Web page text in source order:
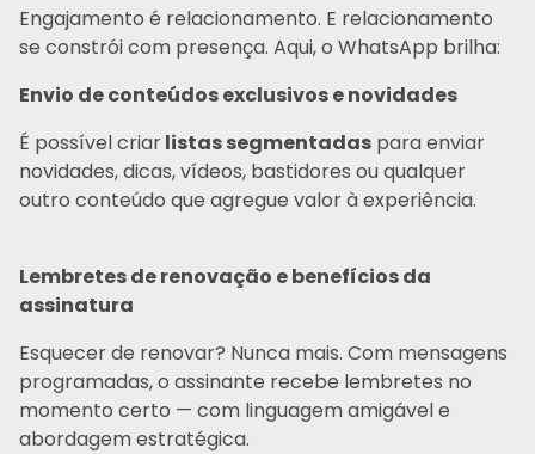
Engajamento é relacionamento. E relacionamento
se constrói com presença. Aqui, o WhatsApp brilha:
Envio de conteúdos exclusivos e novidades
É possível criarlistas segmentadas para enviar
novidades, dicas, vídeos, bastidores ou qualquer
outro conteúdo que agregue valor à experiência.
Lembretes de renovação e benefícios da
assinatura
Esquecer de renovar? Nunca mais. Com mensagens
programadas, o assinante recebe lembretes no
momento certo — com linguagem amigável e
abordagem estratégica.